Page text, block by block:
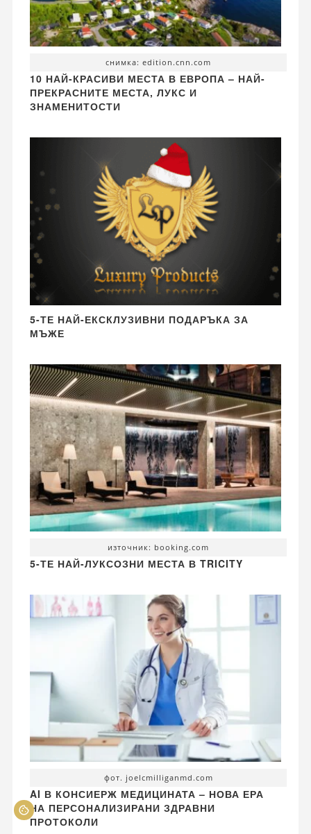
снимка: edition.cnn.com
10 НАЙ-КРАСИВИ МЕСТА В ЕВРОПА – НАЙ-
ПРЕКРАСНИТЕ МЕСТА, ЛУКС И
ЗНАМЕНИТОСТИ
5-ТЕ НАЙ-ЕКСКЛУЗИВНИ ПОДАРЪКА ЗА
МЪЖЕ
източник: booking.com
5-ТЕ НАЙ-ЛУКСОЗНИ МЕСТА В TRICITY
фот. joelcmilliganmd.com
AI В КОНСИЕРЖ МЕДИЦИНАТА – НОВА ЕРА
НА ПЕРСОНАЛИЗИРАНИ ЗДРАВНИ
ПРОТОКОЛИ